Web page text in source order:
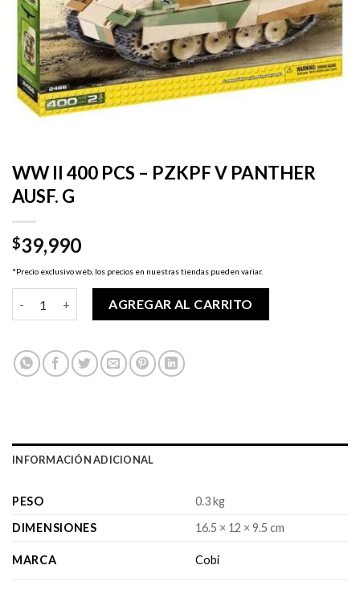
WW II 400 PCS – PZKPF V PANTHER
AUSF. G
$39,990
*Precio exclusivo web, los precios en nuestras tiendas pueden variar.
AGREGAR AL CARRITO
INFORMACIÓN ADICIONAL
PESO
0.3 kg
DIMENSIONES
16.5 × 12 × 9.5 cm
MARCA Cobi